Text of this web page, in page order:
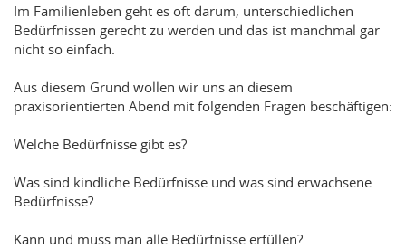
Im Familienleben geht es oft darum, unterschiedlichen
Bedürfnissen gerecht zu werden und das ist manchmal gar
nicht so einfach.
Aus diesem Grund wollen wir uns an diesem
praxisorientierten Abend mit folgenden Fragen beschäftigen:
Welche Bedürfnisse gibt es?
Was sind kindliche Bedürfnisse und was sind erwachsene
Bedürfnisse?
Kann und muss man alle Bedürfnisse erfüllen?